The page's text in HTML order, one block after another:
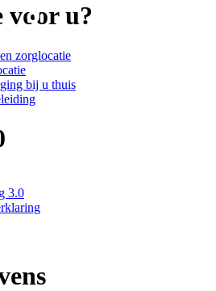
voor u?
zorglocatie
bij u thuis
3.0